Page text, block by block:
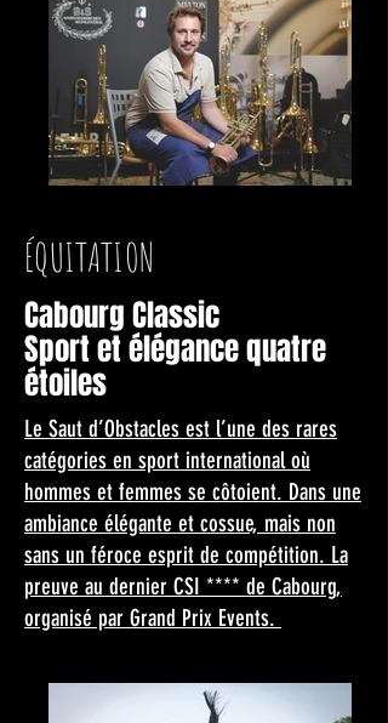
ÉQUITATION
Cabourg Classic
Sport et élégance quatre
étoiles
Le Saut d’Obstacles est l’une des rares
catégories en sport international où
hommes et femmes se côtoient. Dans une
ambiance élégante et cossue, mais non
sans un féroce esprit de compétition. La
preuve au dernier CSI **** de Cabourg,
organisé par Grand Prix Events.